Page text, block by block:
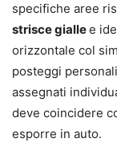
specifiche aree
strisce giallee
orizzontale col
posteggi
assegnati
deve coincidere
esporre in auto.